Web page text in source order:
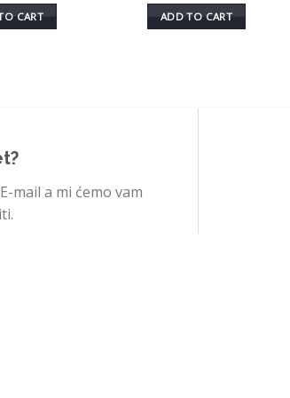
CART ADD TO CART
mail a mi ćemo vam